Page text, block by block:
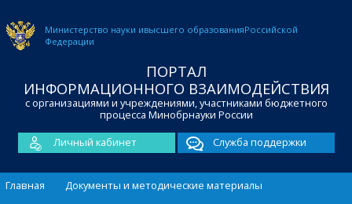
Министерство науки ивысшего образованияРоссийской
Федерации
ПОРТАЛ
ИНФОРМАЦИОННОГО ВЗАИМОДЕЙСТВИЯ
с организациями и учреждениями, участниками бюджетного
процесса Минобрнауки России
Личный кабинет
Служба поддержки
Главная
Документы и методические материалы